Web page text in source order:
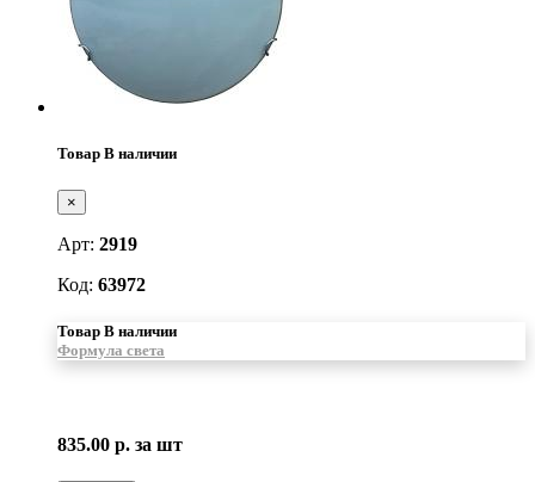
Товар В наличии
×
Арт: 2919
Код: 63972
Товар В наличии
Формула света
835.00 р. за шт